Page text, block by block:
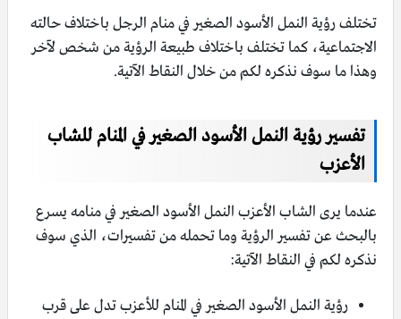
تختلف رؤية النمل الأسود الصغير في منام الرجل باختلاف حالته
الاجتماعية، كما تختلف باختلاف طبيعة الرؤية من شخص لآخر
وهذا ما سوف نذكره لكم من خلال النقاط الآتية.
تفسير رؤية النمل الأسود الصغير في المنام للشاب
الأعزب
عندما يرى الشاب الأعزب النمل الأسود الصغير في منامه يسرع
بالبحث عن تفسير الرؤية وما تحمله من تفسيرات، الذي سوف
نذكره لكم في النقاط الآتية:
رؤية النمل الأسود الصغير في المنام للأعزب تدل على قرب